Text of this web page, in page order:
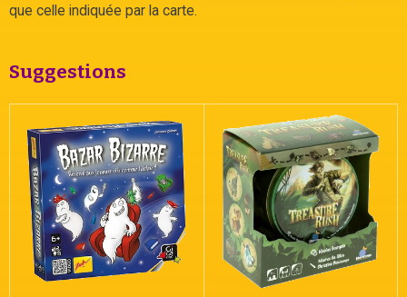
que celle indiquée par la carte.
Suggestions